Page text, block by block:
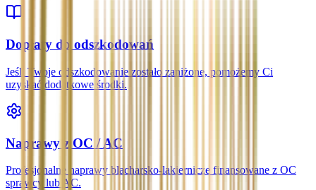
Dopłaty do odszkodowań
Jeśli Twoje odszkodowanie zostało zaniżone, pomożemy Ci
uzyskać dodatkowe środki.
Naprawy z OC / AC
Profesjonalne naprawy blacharsko-lakiernicze finansowane z OC
sprawcy lub AC.